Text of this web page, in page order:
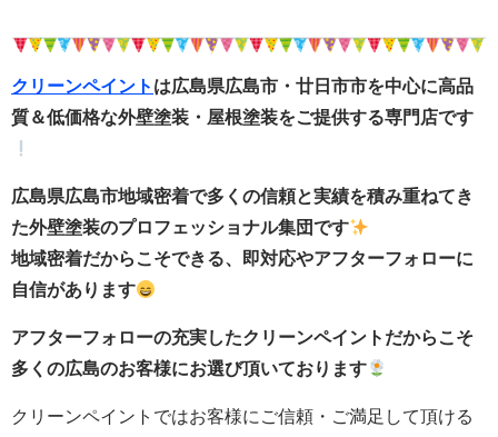
クリーンペイント は広島県広島市・廿日市市を中心に高品
質＆低価格な外壁塗装・屋根塗装をご提供する専門店です
広島県広島市地域密着で多くの信頼と実績を積み重ねてき
た外壁塗装のプロフェッショナル集団です
地域密着だからこそできる、即対応やアフターフォローに
自信があります
アフターフォローの充実したクリーンペイントだからこそ
多くの広島のお客様にお選び頂いております
クリーンペイントではお客様にご信頼・ご満足して頂ける